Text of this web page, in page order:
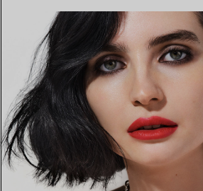
TROVA LA BOUTIQUE PIÙ VICINA A TE